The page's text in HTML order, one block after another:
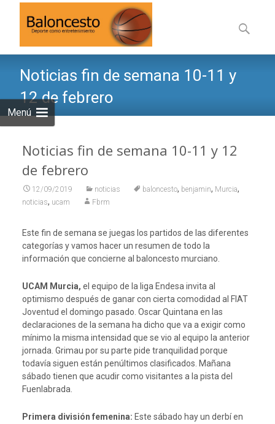
Menú
alBuscar:
Noticias fin de semana 10-11 y
12 de febrero
Noticias fin de semana 10-11 y 12
de febrero
12/09/2019 noticias baloncesto, benjamin, Murcia,
noticias, ucam Fbrm
Este fin de semana se juegas los partidos de las diferentes
categorías y vamos hacer un resumen de todo la
información que concierne al baloncesto murciano.
UCAM Murcia, el equipo de la liga Endesa invita al
optimismo después de ganar con cierta comodidad al FIAT
Joventud el domingo pasado. Oscar Quintana en las
declaraciones de la semana ha dicho que va a exigir como
mínimo la misma intensidad que se vio al equipo la anterior
jornada. Grimau por su parte pide tranquilidad porque
todavía siguen están penúltimos clasificados. Mañana
sábado tienen que acudir como visitantes a la pista del
Fuenlabrada.
Primera división femenina: Este sábado hay un derbí en